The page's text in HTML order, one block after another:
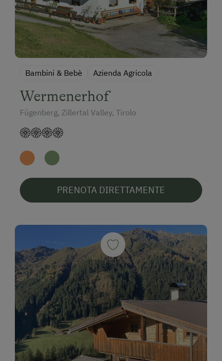
Bambini & Bebè Azienda Agricola
Wermenerhof
Fügenberg, Zillertal Valley, Tirolo
PRENOTA DIRETTAMENTE